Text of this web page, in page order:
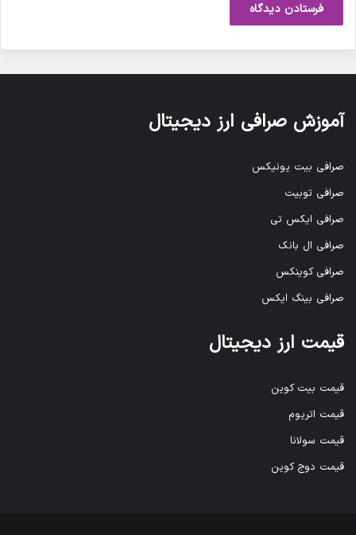
آموزش صرافی ارز دیجیتال
صرافی بیت یونیکس
صرافی توبیت
صرافی ایکس تی
صرافی ال بانک
صرافی کوینکس
صرافی بینگ ایکس
قیمت ارز دیجیتال
قیمت بیت کوین
قیمت اتریوم
قیمت سولانا
قیمت دوج کوین